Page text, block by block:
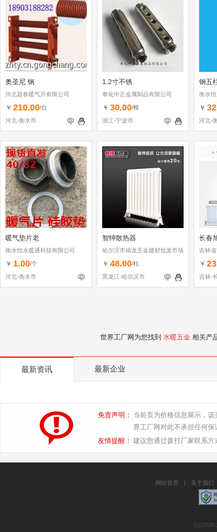
奥圣尼 钢
河北超春暖气片有限公司
￥ 210.00/台
河北-衡水市
1.2寸不锈
奉化中正金属制品有限公司
￥ 30.00/根
浙江-宁波市
钢五
衡水
￥
河北-
暖气垫片老
衡水恒永暖通科技有限公司
￥ 1.00/个
河北-衡水市
智绅散热器
哈尔滨市禧龙五金建材批发市场
智绅水暖经销处
￥ 48.00/柱
黑龙江-哈尔滨市
长春
吉林
￥
吉林-
世界工厂网为您找到 水暖五金 相关产
最新资讯 最新企业
免责声明：
当前页为价格信息展示，
界工厂网对此不承担任何保
友情提醒： 建议您通过拨打厂家联系
网站首页 关于我们